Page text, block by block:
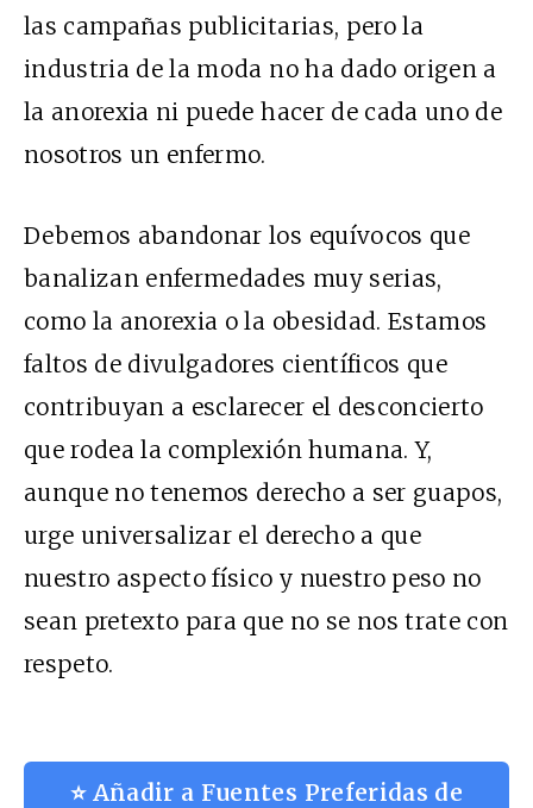
las campañas publicitarias, pero la
industria de la moda no ha dado origen a
la anorexia ni puede hacer de cada uno de
nosotros un enfermo.
Debemos abandonar los equívocos que
banalizan enfermedades muy serias,
como la anorexia o la obesidad. Estamos
faltos de divulgadores científicos que
contribuyan a esclarecer el desconcierto
que rodea la complexión humana. Y,
aunque no tenemos derecho a ser guapos,
urge universalizar el derecho a que
nuestro aspecto físico y nuestro peso no
sean pretexto para que no se nos trate con
respeto.
⭐ Añadir a Fuentes Preferidas de